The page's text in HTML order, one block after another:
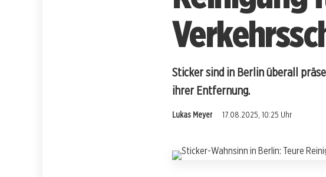
Sticker sind in Berlin überall
ihrer Entfernung.
Lukas Meyer 17.08.2025, 10:25 Uhr